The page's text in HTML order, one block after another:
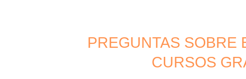
PREGUNTAS SOBRE
CURSOS